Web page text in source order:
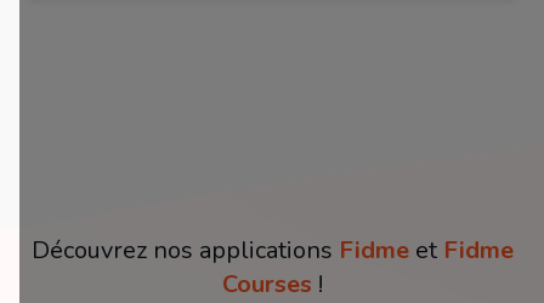
Découvrez nos applications Fidme et Fidme
Courses !